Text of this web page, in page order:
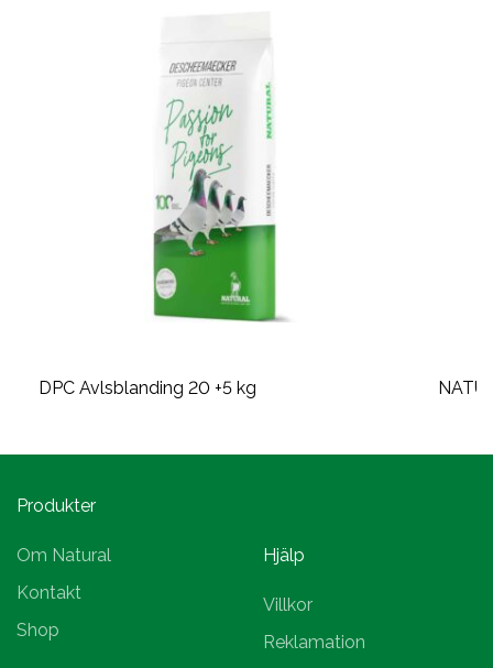
DPC Avlsblanding 20 +5 kg
Produkter
Om Natural
Kontakt
Shop
Hjälp
Villkor
Reklamation